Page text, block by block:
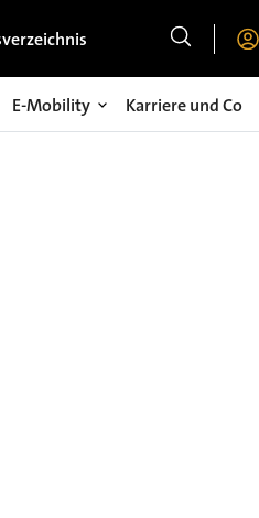
E-Mobility Karriere und Co